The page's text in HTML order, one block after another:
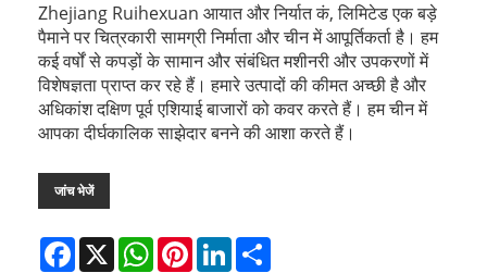
Zhejiang Ruihexuan आयात और निर्यात कं, लिमिटेड एक बड़े
पैमाने पर चित्रकारी सामग्री निर्माता और चीन में आपूर्तिकर्ता है। हम
कई वर्षों से कपड़ों के सामान और संबंधित मशीनरी और उपकरणों में
विशेषज्ञता प्राप्त कर रहे हैं। हमारे उत्पादों की कीमत अच्छी है और
अधिकांश दक्षिण पूर्व एशियाई बाजारों को कवर करते हैं। हम चीन में
आपका दीर्घकालिक साझेदार बनने की आशा करते हैं।
जांच भेजें
Facebook
X WhatsAppPinterestLinkedIn